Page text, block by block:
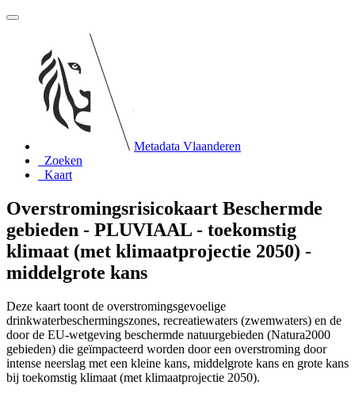
Metadata Vlaanderen
Zoeken
Kaart
Overstromingsrisicokaart Beschermde
gebieden - PLUVIAAL - toekomstig
klimaat (met klimaatprojectie 2050) -
middelgrote kans
Deze kaart toont de overstromingsgevoelige
drinkwaterbeschermingszones, recreatiewaters (zwemwaters) en de
door de EU-wetgeving beschermde natuurgebieden (Natura2000
gebieden) die geïmpacteerd worden door een overstroming door
intense neerslag met een kleine kans, middelgrote kans en grote kans
bij toekomstig klimaat (met klimaatprojectie 2050).